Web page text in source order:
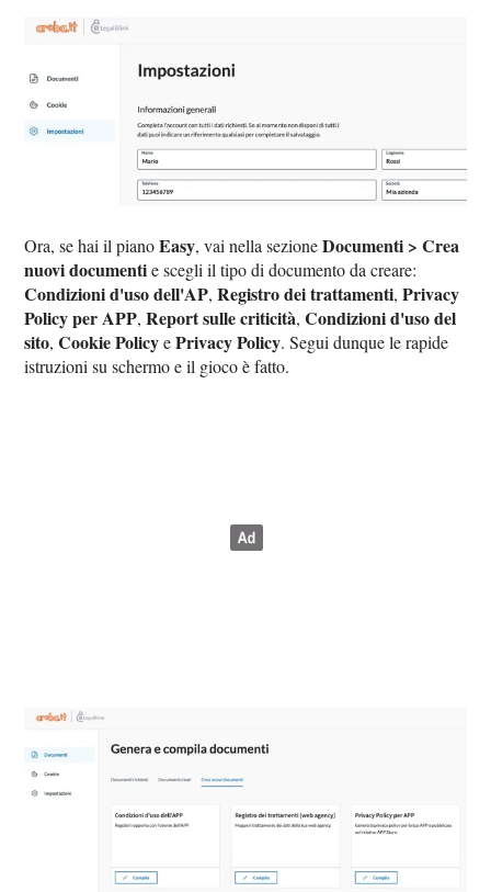
Ora, se hai il pianoEasy, vai nella sezioneDocumenti > Crea
nuovi documentie scegli il tipo di documento da creare:
Condizioni d'uso dell'AP,Registro dei trattamenti,Privacy
Policy per APP,Report sulle criticità,Condizioni d'uso del
sito,Cookie PolicyePrivacy Policy. Segui dunque le rapide
istruzioni su schermo e il gioco è fatto.